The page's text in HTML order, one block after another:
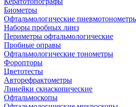
Биометры
Офтальмологические
Наборы пробных линз
Периметры офтальмологические
Пробные оправы
Офтальмологические тонометры
Форопторы
Цветотесты
Авторефрактометры
Линейки скиаскопические
Офтальмоскопы